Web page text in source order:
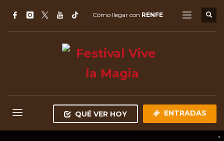
Cómo llegar con RENFE
QUÉ VER HOY ENTRADAS